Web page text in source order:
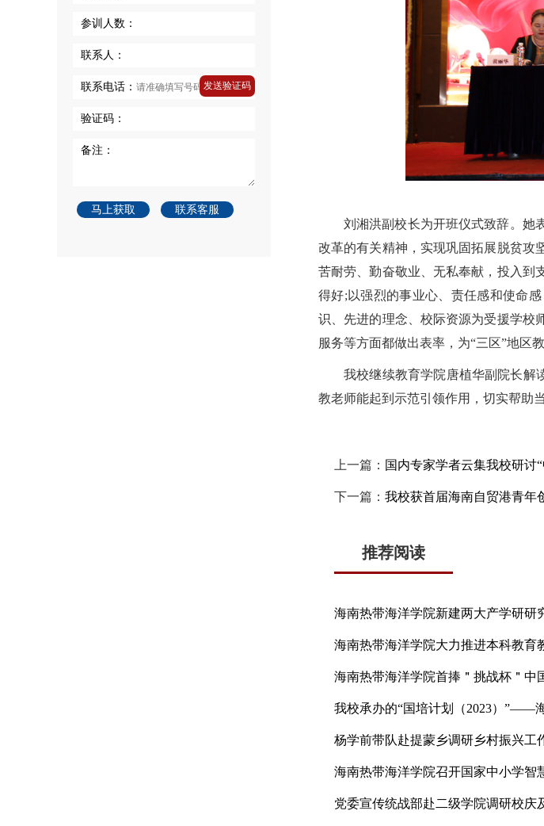
参训人数：
联系人：
联系电话： 发送验证码
验证码：
备注：
马上获取 联系客服
刘湘洪副校长为开班仪式致辞。她
改革的有关精神，实现巩固拓展脱贫攻
苦耐劳、勤奋敬业、无私奉献，投入到
得好;以强烈的事业心、责任感和使命
识、先进的理念、校际资源为受援学校
服务等方面都做出表率，为“三区”地区
我校继续教育学院唐植华副院长解
教老师能起到示范引领作用，切实帮助
上一篇： 国内专家学者云集我校研讨
下一篇： 我校获首届海南自贸港青年
推荐阅读
海南热带海洋学院新建两大产学研研
海南热带海洋学院大力推进本科教育
海南热带海洋学院首捧＂挑战杯＂中
杨学前带队赴提蒙乡调研乡村振兴工
海南热带海洋学院召开国家中小学智
党委宣传统战部赴二级学院调研校庆